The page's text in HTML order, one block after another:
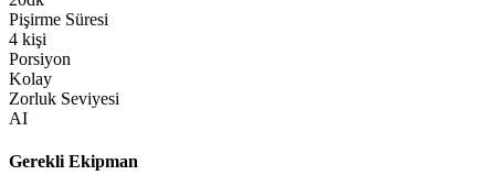
Pişirme Süresi
4 kişi
Porsiyon
Kolay
Zorluk Seviyesi
AI
Gerekli Ekipman